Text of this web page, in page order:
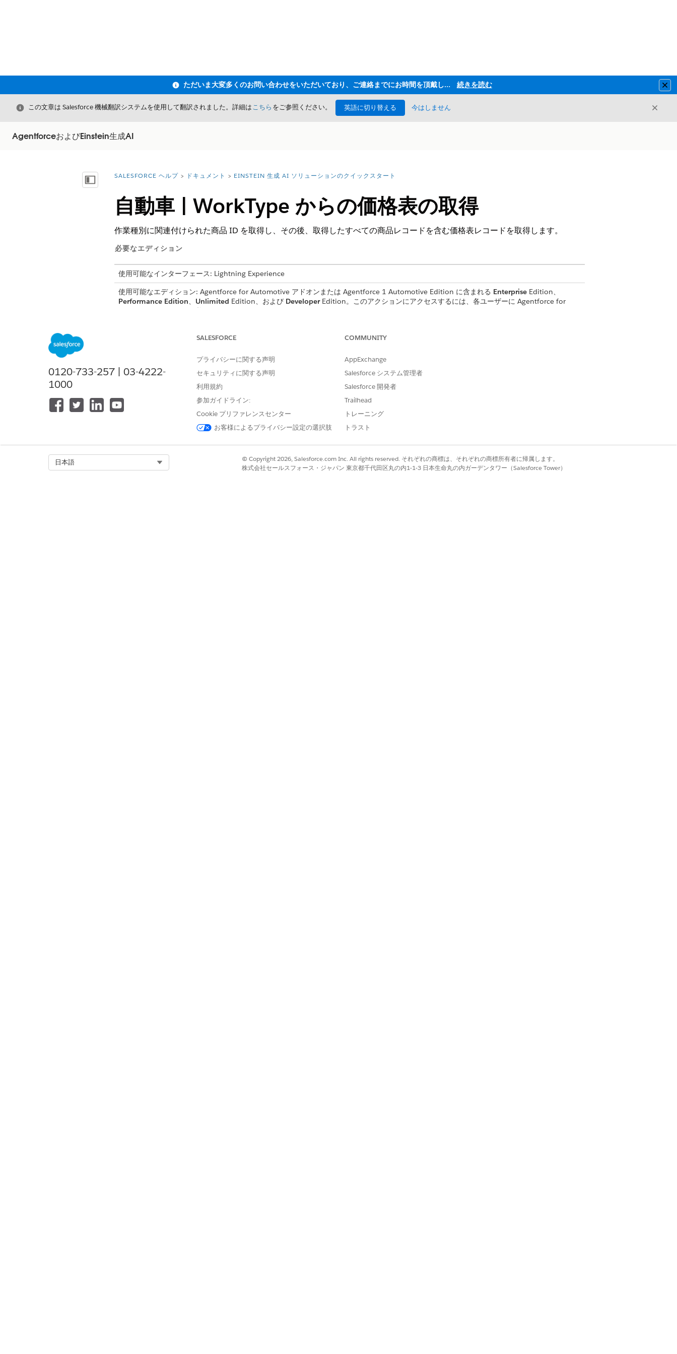
ただいま大変多くのお問い合わせをいただいており、ご連絡までにお時間を頂戴しております 続きを読む
閉じる
この文章は Salesforce 機械翻訳システムを使用して翻訳されました。詳細はこちら をご参照ください。 英語に切り替える 今はしません 閉じる
AgentforceおよびEinstein生成AI
目次を表示詳細情報:
SALESFORCE ヘルプ ドキュメント EINSTEIN 生成 AI ソリューションのクイックスタート
自動車 | WorkType からの価格表の取得
作業種別に関連付けられた商品 ID を取得し、その後、取得したすべての商品レコードを含む価格表レコードを取得します。
必要なエディション
使用可能なインターフェース: Lightning Experience
使用可能なエディション: Agentforce for Automotive アドオンまたは Agentforce 1 Automotive Edition に含まれる EnterpriseEdition、
Performance Edition、 Unlimited Edition、および DeveloperEdition。このアクションにアクセスするには、各ユーザーに Agentforce for
Automotive アドオンが必要です。
必要なユーザー権限
API 参照名
GetPricebooksFromWorkType
フロー
0120-733-257 | 03-4222-
1000
SALESFORCE
プライバシーに関する声明
セキュリティに関する声明
利用規約
参加ガイドライン:
Cookie プリファレンスセンター
お客様によるプライバシー設定の選択肢
COMMUNITY
AppExchange
Salesforce システム管理者
Salesforce 開発者
Trailhead
トレーニング
トラスト
日本語
© Copyright 2026, Salesforce.com Inc. All rights reserved. それぞれの商標は、それぞれの商標所有者に帰属します。
株式会社セールスフォース・ジャパン 東京都千代田区丸の内1-1-3 日本生命丸の内ガーデンタワー（Salesforce Tower）